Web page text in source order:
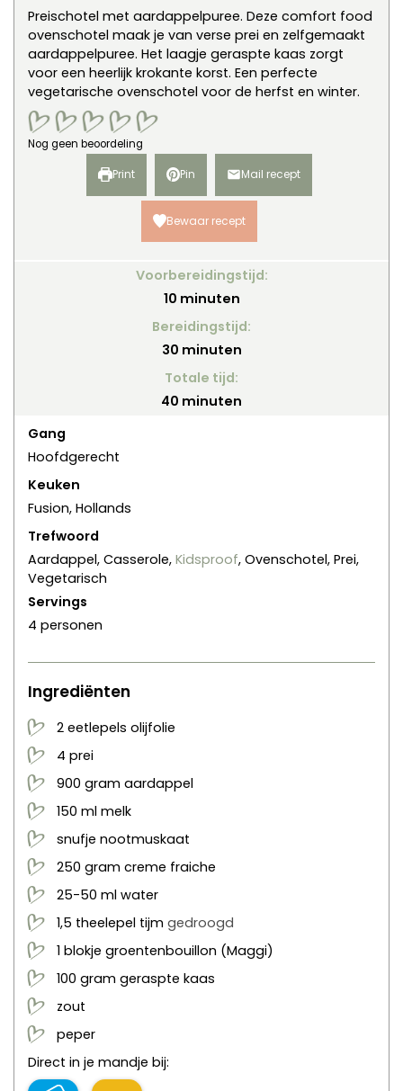
Preischotel met aardappelpuree. Deze comfort food
ovenschotel maak je van verse prei en zelfgemaakt
aardappelpuree. Het laagje geraspte kaas zorgt
voor een heerlijk krokante korst. Een perfecte
vegetarische ovenschotel voor de herfst en winter.
Nog geen beoordeling
Print Pin Mail recept
Bewaar recept
Voorbereidingstijd:
10minuten
minuten
Bereidingstijd:
30minuten
minuten
Totale tijd:
40 minuten
minuten
Gang
Hoofdgerecht
Keuken
Fusion, Hollands
Trefwoord
Aardappel, Casserole, Kidsproof, Ovenschotel, Prei,
Vegetarisch
Servings
4 personen
Ingrediënten
2 eetlepels olijfolie
4 prei
900 gram aardappel
150 ml melk
snufje nootmuskaat
250 gram creme fraiche
25-50 ml water
1,5 theelepel tijm gedroogd
1 blokje groentenbouillon (Maggi)
100 gram geraspte kaas
zout
peper
Direct in je mandje bij: